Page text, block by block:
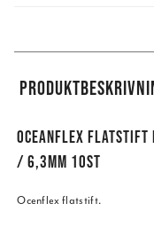
OCEANFLEX
/ 6,3MM 10ST
Ocenflex flatstift.